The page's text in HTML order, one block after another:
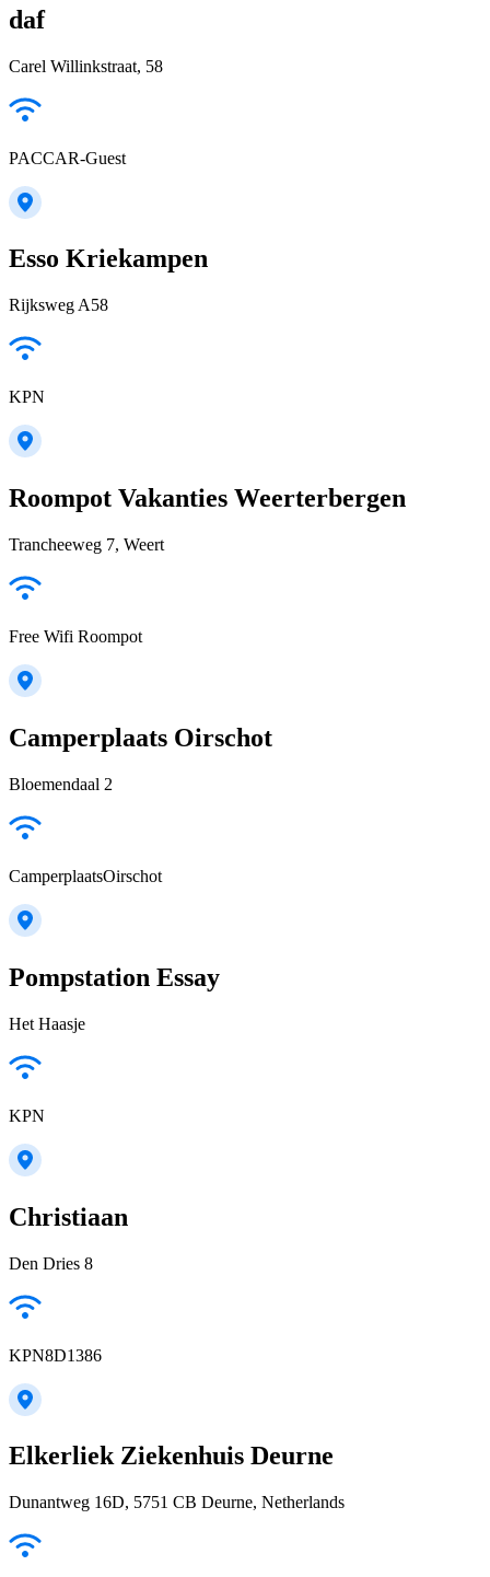
daf
Carel Willinkstraat, 58
PACCAR-Guest
Esso Kriekampen
Rijksweg A58
KPN
Roompot Vakanties Weerterbergen
Trancheeweg 7, Weert
Free Wifi Roompot
Camperplaats Oirschot
Bloemendaal 2
CamperplaatsOirschot
Pompstation Essay
Het Haasje
KPN
Christiaan
Den Dries 8
KPN8D1386
Elkerliek Ziekenhuis Deurne
Dunantweg 16D, 5751 CB Deurne, Netherlands